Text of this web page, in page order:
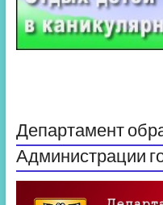
Департамент
Администрации